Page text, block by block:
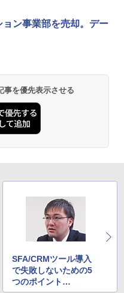
ン事業部を売却。デー
事を優先表示させる
SFA/CRMツール導入
で失敗しないための5
つのポイント